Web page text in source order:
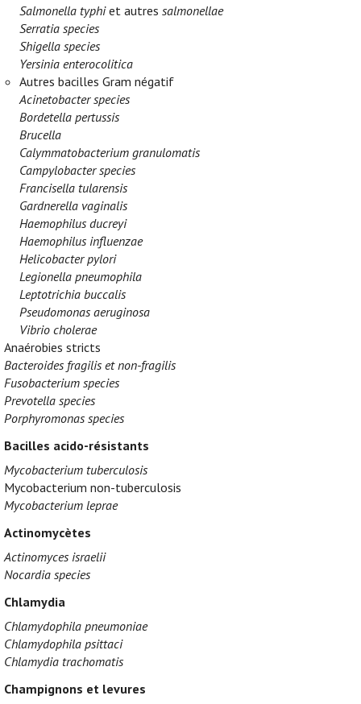
Salmonella typhiet autressalmonellae
Serratia species
Shigella species
Yersinia enterocolitica
Autres bacilles Gram négatif
Acinetobacter species
Bordetella pertussis
Brucella
Calymmatobacterium granulomatis
Campylobacter species
Francisella tularensis
Gardnerella vaginalis
Haemophilus ducreyi
Haemophilus influenzae
Helicobacter pylori
Legionella pneumophila
Leptotrichia buccalis
Pseudomonas aeruginosa
Vibrio cholerae
Anaérobies stricts
Bacteroides fragilis et non-fragilis
Fusobacterium species
Prevotella species
Porphyromonas species
Bacilles acido-résistants
Mycobacterium tuberculosis
Mycobacterium non-tuberculosis
Mycobacterium leprae
Actinomycètes
Actinomyces israelii
Nocardia species
Chlamydia
Chlamydophila pneumoniae
Chlamydophila psittaci
Chlamydia trachomatis
Champignons et levures